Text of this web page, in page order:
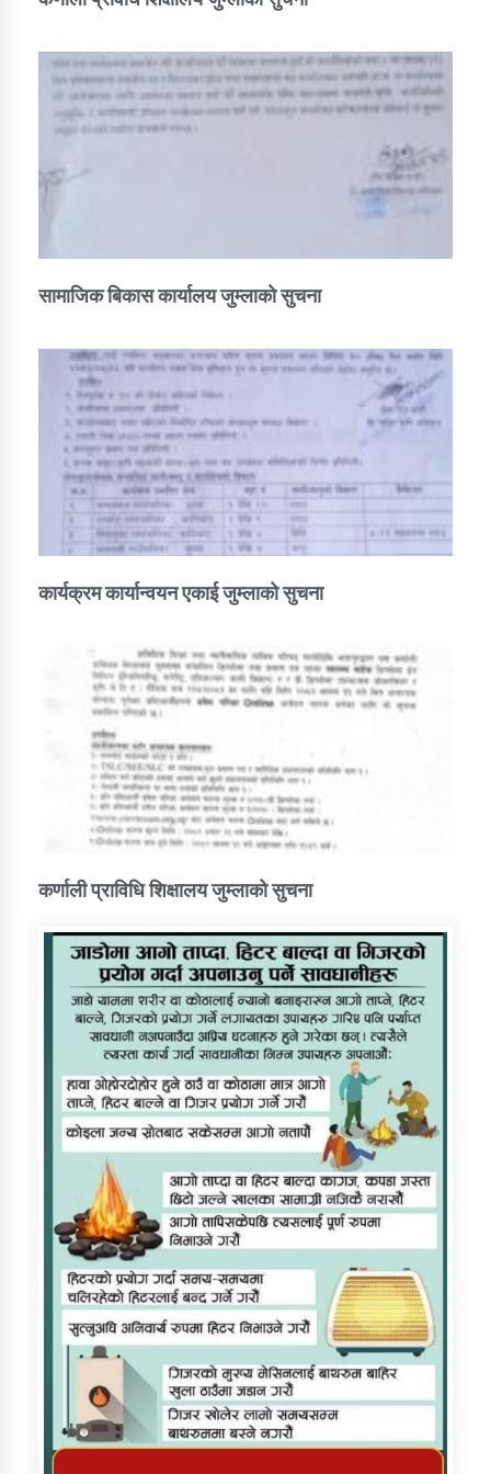
सामाजिक बिकास कार्यालय जुम्लाकाे सुचना
कार्यक्रम कार्यान्वयन एकाई जुम्लाको सुचना
कर्णाली प्राविधि शिक्षालय जुम्लाको सुचना